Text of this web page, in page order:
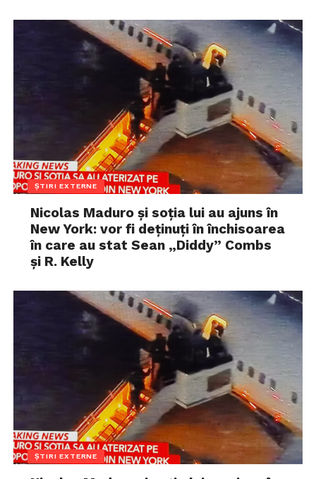
ȘTIRI EXTERNE
Nicolas Maduro și soția lui au ajuns în
New York: vor fi deținuți în închisoarea
în care au stat Sean „Diddy” Combs
și R. Kelly
ȘTIRI EXTERNE